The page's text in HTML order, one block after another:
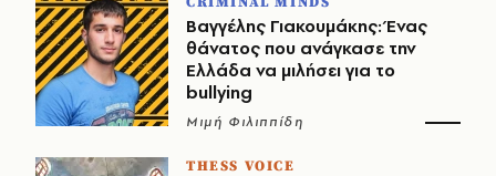
Βαγγέλης Γιακουμάκης: Ένας
θάνατος που ανάγκασε την
Ελλάδα να μιλήσει για το
bullying
Μιμή Φιλιππίδη
THESS VOICE